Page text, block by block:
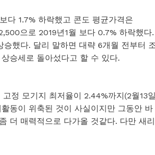
다 1.7% 하락했고 콘도 평균가격은
으로 2019년1월 보다 0.7% 하락했다.
승했다. 달리 말하면 대략 6개월 전부터
승세로 돌아섰다고 할 수 있다.
정 모기지 최저율이 2.44%까지(2월13일
동이 위축된 것이 사실이지만 그동안 바
더 매력적으로 다가올 것같다. 다만 새리